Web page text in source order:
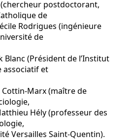
postdoctorant,
de
Rodrigues (ingénieure
de
Blanc (Président de l’Institut
associatif et
Cottin-Marx (maître de
Hély (professeur des
Versailles Saint-Quentin).